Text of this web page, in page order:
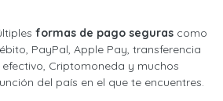
formas de pago seguras como
PayPal, Apple Pay, transferencia
Criptomoneda y muchos
del país en el que te encuentres.